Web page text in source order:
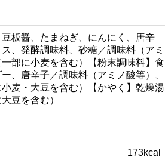
板醤、たまねぎ、にんにく、唐辛
、発酵調味料、砂糖／調味料（アミ
部に小麦を含む）【粉末調味料】食
、唐辛子／調味料（アミノ酸等）、
麦・大豆を含む）【かやく】乾燥湯
豆を含む）
173kcal